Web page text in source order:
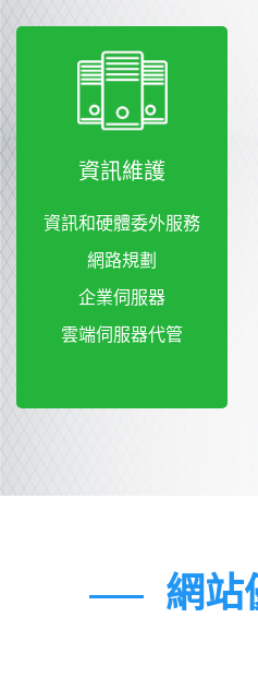
資訊維護
資訊和硬體委外服務
網路規劃
企業伺服器
雲端伺服器代管
網站